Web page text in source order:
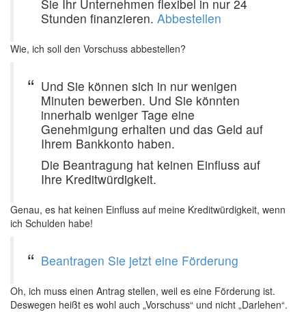
Sie Ihr Unternehmen flexibel in nur 24
Stunden finanzieren. Abbestellen
Wie, ich soll den Vorschuss abbestellen?
Und Sie können sich in nur wenigen
Minuten bewerben. Und Sie könnten
innerhalb weniger Tage eine
Genehmigung erhalten und das Geld auf
Ihrem Bankkonto haben.
Die Beantragung hat keinen Einfluss auf
Ihre Kreditwürdigkeit.
Genau, es hat keinen Einfluss auf meine Kreditwürdigkeit, wenn
ich Schulden habe!
Beantragen Sie jetzt eine Förderung
Oh, ich muss einen Antrag stellen, weil es eine Förderung ist.
Deswegen heißt es wohl auch „Vorschuss“ und nicht „Darlehen“.